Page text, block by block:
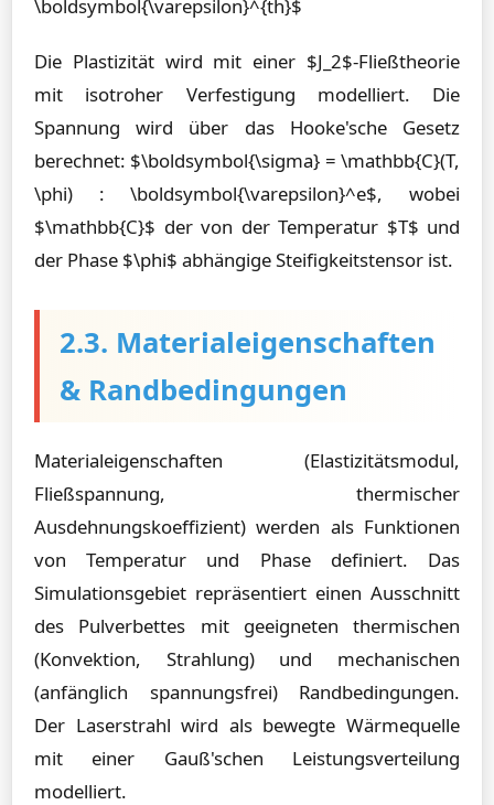
\boldsymbol{\varepsilon}^{th}$
Die Plastizität wird mit einer $J_2$-Fließtheorie
mit isotroher Verfestigung modelliert. Die
Spannung wird über das Hooke'sche Gesetz
berechnet: $\boldsymbol{\sigma} = \mathbb{C}(T,
\phi) : \boldsymbol{\varepsilon}^e$, wobei
$\mathbb{C}$ der von der Temperatur $T$ und
der Phase $\phi$ abhängige Steifigkeitstensor ist.
2.3. Materialeigenschaften
& Randbedingungen
Materialeigenschaften (Elastizitätsmodul,
Fließspannung, thermischer
Ausdehnungskoeffizient) werden als Funktionen
von Temperatur und Phase definiert. Das
Simulationsgebiet repräsentiert einen Ausschnitt
des Pulverbettes mit geeigneten thermischen
(Konvektion, Strahlung) und mechanischen
(anfänglich spannungsfrei) Randbedingungen.
Der Laserstrahl wird als bewegte Wärmequelle
mit einer Gauß'schen Leistungsverteilung
modelliert.